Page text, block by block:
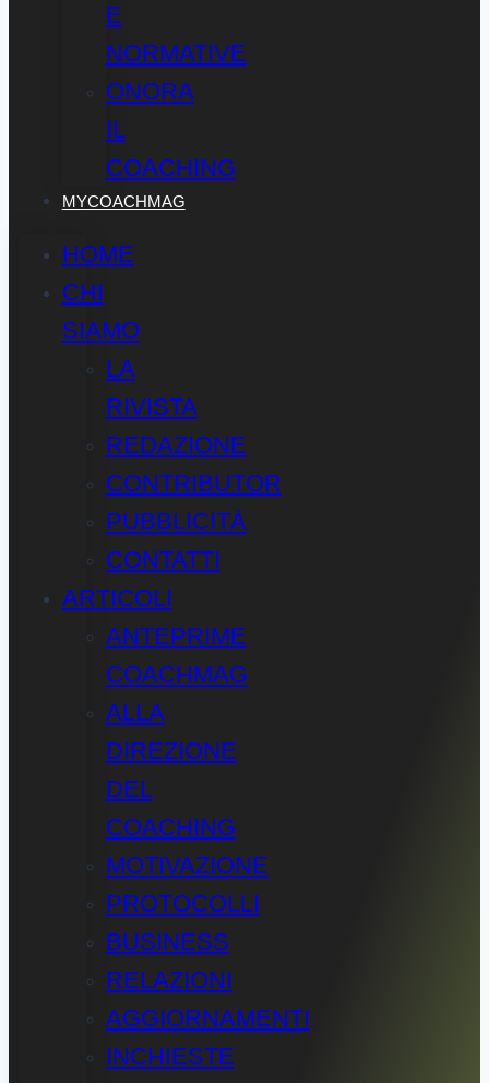
E
NORMATIVE
ONORA
IL
COACHING
MYCOACHMAG
HOME
CHI
SIAMO
LA
RIVISTA
REDAZIONE
CONTRIBUTOR
PUBBLICITÀ
CONTATTI
ARTICOLI
ANTEPRIME
COACHMAG
ALLA
DIREZIONE
DEL
COACHING
MOTIVAZIONE
PROTOCOLLI
BUSINESS
RELAZIONI
AGGIORNAMENTI
INCHIESTE